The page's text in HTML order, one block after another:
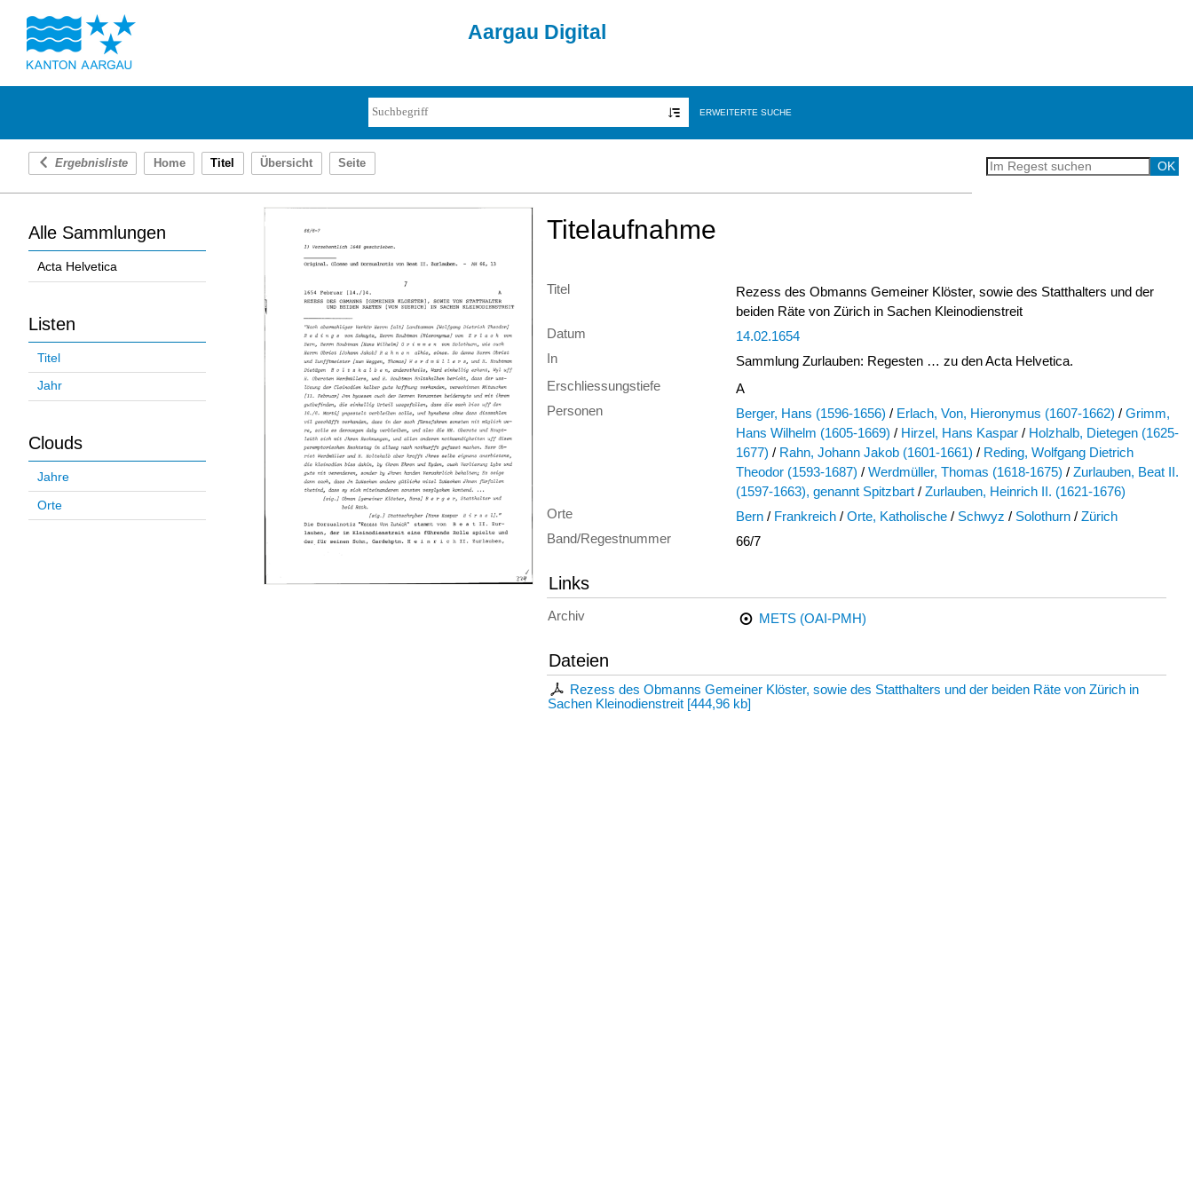
Aargau Digital
ERWEITERTE SUCHE
Ergebnisliste Home Titel Übersicht Seite
Alle Sammlungen
Acta Helvetica
Listen
Titel
Jahr
Clouds
Jahre
Orte
Titelaufnahme
Titel
Rezess des Obmanns Gemeiner Klöster, sowie des Statthalters und der
beiden Räte von Zürich in Sachen Kleinodienstreit
Datum
14.02.1654
In
Sammlung Zurlauben: Regesten … zu den Acta Helvetica.
Erschliessungstiefe
A
Personen
Berger, Hans (1596-1656) / Erlach, Von, Hieronymus (1607-1662) / Grimm,
Hans Wilhelm (1605-1669) / Hirzel, Hans Kaspar / Holzhalb, Dietegen (1625-
1677) / Rahn, Johann Jakob (1601-1661) / Reding, Wolfgang Dietrich
Theodor (1593-1687) / Werdmüller, Thomas (1618-1675) / Zurlauben, Beat II.
(1597-1663), genannt Spitzbart / Zurlauben, Heinrich II. (1621-1676)
Orte
Bern / Frankreich / Orte, Katholische / Schwyz / Solothurn / Zürich
Band/Regestnummer
66/7
Links
Archiv METS (OAI-PMH)
Dateien
Rezess des Obmanns Gemeiner Klöster, sowie des Statthalters und der beiden Räte von Zürich in
Sachen Kleinodienstreit [444,96 kb]